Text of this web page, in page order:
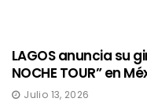
LAGOS anuncia su
NOCHE TOUR” en
Julio 13, 2026